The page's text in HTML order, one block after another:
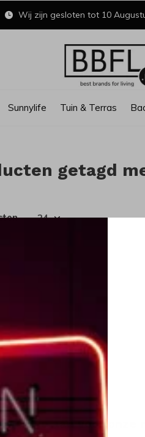
Sunnylife Tuin & Terras
Wij zijn gesloten tot 10
getagd
Meld je aan voor onze